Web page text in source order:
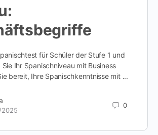
für Schüler der Stufe 1 und
Sie Ihr Spanischniveau mit Business
bereit, Ihre Spanischkenntnisse mit ...
0